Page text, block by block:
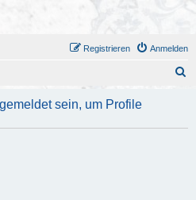
Anmelden
Registrieren
h
sein, um Profile